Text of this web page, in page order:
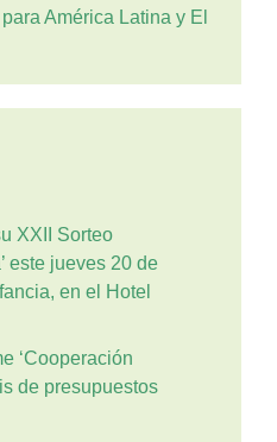
América Latina y El
XXII Sorteo
este jueves 20 de
en el Hotel
‘Cooperación
de presupuestos